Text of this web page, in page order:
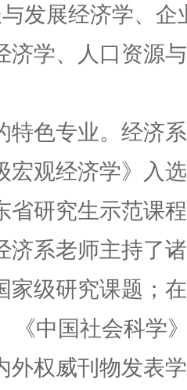
发展经济学、
济学、人口资源
特色专业。经济
宏观经济学》入
省研究生示范课
济系老师主持了
家级研究课题；
《中国社会科学
外权威刊物发表